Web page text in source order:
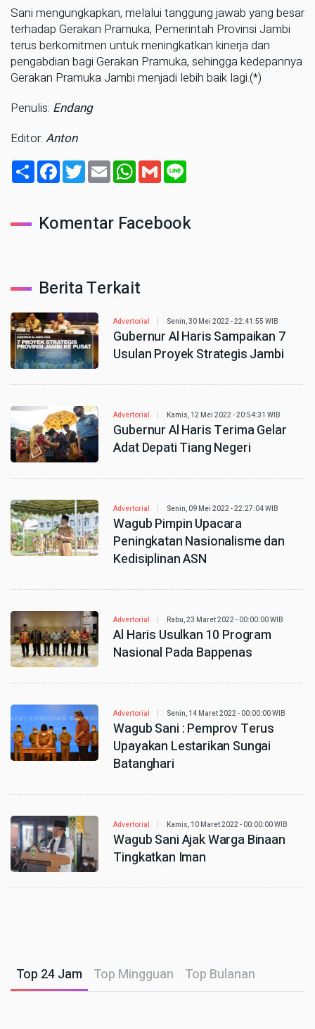
Sani mengungkapkan, melalui tanggung jawab yang besar
terhadap Gerakan Pramuka, Pemerintah Provinsi Jambi
terus berkomitmen untuk meningkatkan kinerja dan
pengabdian bagi Gerakan Pramuka, sehingga kedepannya
Gerakan Pramuka Jambi menjadi lebih baik lagi.(*)
Penulis: Endang
Editor: Anton
ShareFacebook
TwitterEmailWhatsApp
Gmail
Komentar Facebook
Berita Terkait
Advertorial Senin, 30 Mei 2022 - 22:41:55 WIB
Gubernur Al Haris Sampaikan 7
Usulan Proyek Strategis Jambi
Advertorial Kamis, 12 Mei 2022 - 20:54:31 WIB
Gubernur Al Haris Terima Gelar
Adat Depati Tiang Negeri
Advertorial Senin, 09 Mei 2022 - 22:27:04 WIB
Wagub Pimpin Upacara
Peningkatan Nasionalisme dan
Kedisiplinan ASN
Advertorial Rabu, 23 Maret 2022 - 00:00:00 WIB
Al Haris Usulkan 10 Program
Nasional Pada Bappenas
Advertorial Senin, 14 Maret 2022 - 00:00:00 WIB
Wagub Sani : Pemprov Terus
Upayakan Lestarikan Sungai
Batanghari
Advertorial Kamis, 10 Maret 2022 - 00:00:00 WIB
Wagub Sani Ajak Warga Binaan
Tingkatkan Iman
Top 24 Jam Top Mingguan Top Bulanan